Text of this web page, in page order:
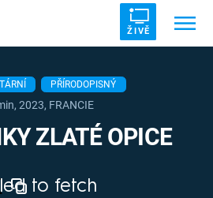
ŽIVĚ
DRUHÁ SVĚTOVÁ VÁLKA
PŘÍRODOPISNÝ
2023, FRANCIE
ZLATÉ OPICE
to fetch